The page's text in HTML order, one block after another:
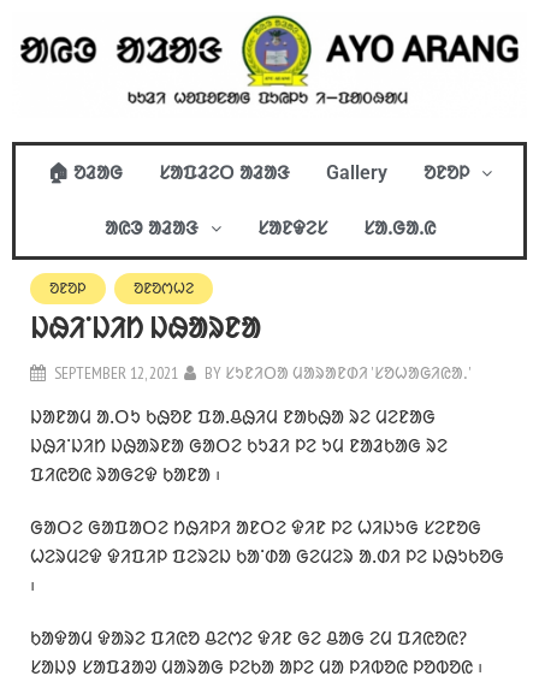
🏠 ᱚᱲᱟᱜ ᱥᱟᱯᱲᱮᱛ ᱟᱲᱟᱝ Gallery ᱚᱱᱚᱞ
ᱟᱭᱳ ᱟᱲᱟᱝ ᱥᱟᱱᱫᱮᱥ ᱥᱟᱹᱜᱟᱹᱭ
ᱚᱱᱚᱞ ᱚᱱᱚᱬᱦᱮ
ᱡᱷᱤᱸᱡᱤᱴ ᱡᱷᱟᱨᱱᱟ
SEPTEMBER 12, 2021 BY ᱥᱩᱱᱤᱛᱟ ᱢᱟᱨᱟᱱᱰᱤ 'ᱥᱚᱦᱟᱜᱤᱭᱟᱹ'
ᱡᱟᱱᱟᱢ ᱟᱹᱛᱩ ᱠᱷᱚᱱ ᱯᱟᱹᱪᱷᱤᱢ ᱱᱟᱠᱷᱟ ᱨᱮ ᱢᱮᱱᱟᱜ
ᱡᱷᱤᱸᱡᱤᱴ ᱡᱷᱟᱨᱱᱟ ᱜᱟᱛᱮ ᱠᱩᱲᱤ ᱞᱮ ᱩᱢ ᱱᱟᱲᱠᱟᱜ ᱨᱮ
ᱯᱤᱭᱚᱭ ᱨᱟᱜᱮᱫ ᱠᱟᱱᱟ ᱾
ᱜᱟᱛᱮ ᱜᱟᱯᱟᱛᱮ ᱴᱷᱤᱞᱤ ᱟᱱᱛᱮ ᱫᱤᱱ ᱞᱮ ᱦᱤᱡᱩᱜ ᱥᱮᱱᱚᱜ
ᱦᱮᱨᱢᱮᱫ ᱫᱤᱯᱤᱞ ᱯᱮᱨᱮᱡ ᱠᱟᱸᱰᱟ ᱜᱮᱢᱮᱨ ᱟᱹᱰᱤ ᱞᱮ ᱡᱷᱩᱠᱚᱜ
᱾
ᱠᱟᱫᱟᱢ ᱫᱟᱨᱮ ᱯᱤᱭᱚ ᱪᱮᱬᱮ ᱫᱤᱱ ᱜᱮ ᱪᱟᱜ ᱮᱢ ᱯᱤᱭᱚᱭ?
ᱥᱟᱡᱽ ᱥᱟᱯᱲᱟᱣ ᱢᱟᱨᱟᱜ ᱞᱮᱠᱟ ᱟᱞᱮ ᱢᱟ ᱞᱤᱵᱚᱭ ᱞᱚᱵᱚᱭ ᱾